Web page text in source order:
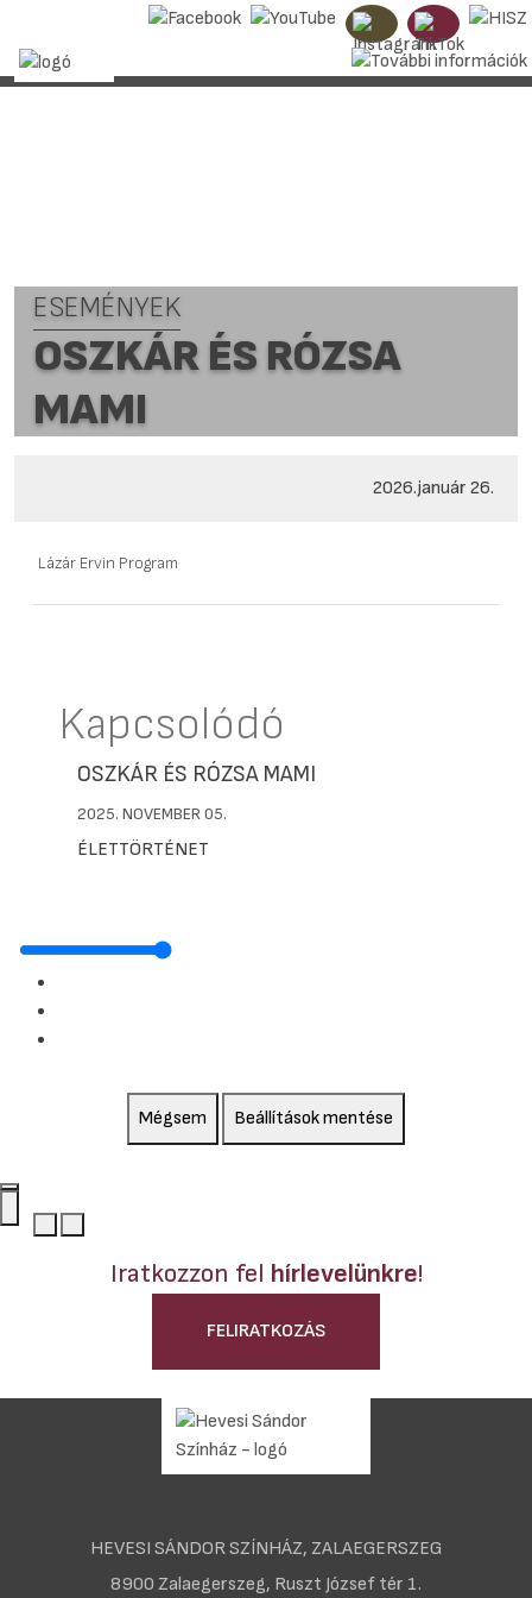
ESEMÉNYEK
OSZKÁR ÉS RÓZSA
MAMI
2026.január 26.
Lázár Ervin Program
Kapcsolódó
OSZKÁR ÉS RÓZSA MAMI
2025. NOVEMBER 05.
ÉLETTÖRTÉNET
Mégsem Beállítások mentése
Iratkozzon fel hírlevelünkre!
FELIRATKOZÁS
HEVESI SÁNDOR SZÍNHÁZ, ZALAEGERSZEG
8900 Zalaegerszeg, Ruszt József tér 1.